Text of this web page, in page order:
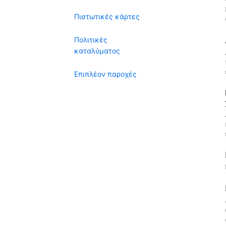
Πιστωτικές κάρτες
Πολιτικές
καταλύματος
Επιπλέον παροχές